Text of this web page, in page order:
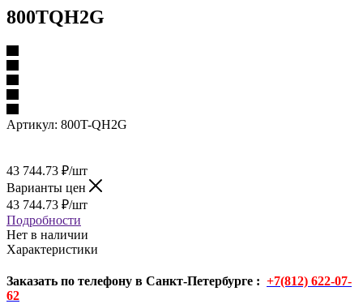
800TQH2G
Артикул: 800T-QH2G
43 744.73 ₽/шт
Варианты цен
43 744.73 ₽/шт
Подробности
Нет в наличии
Характеристики
Заказать по телефону в Санкт-Петербурге : +7(812) 622-07-
62